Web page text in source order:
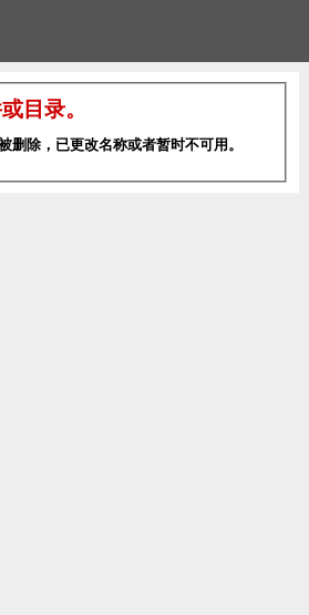
目录。
删除，已更改名称或者暂时不可用。